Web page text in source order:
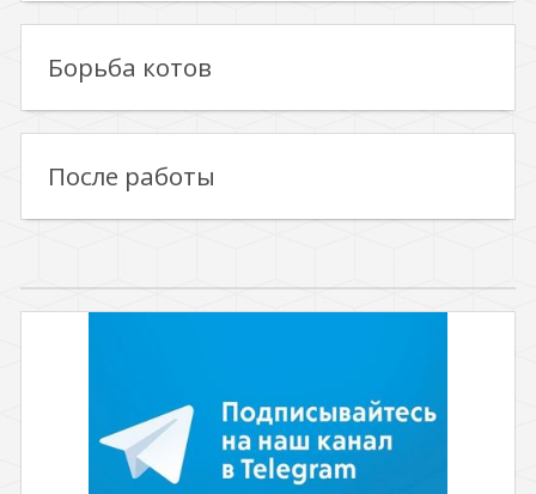
Борьба котов
После работы